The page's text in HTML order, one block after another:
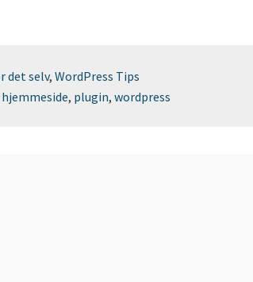
det selv, WordPress Tips
hjemmeside, plugin, wordpress